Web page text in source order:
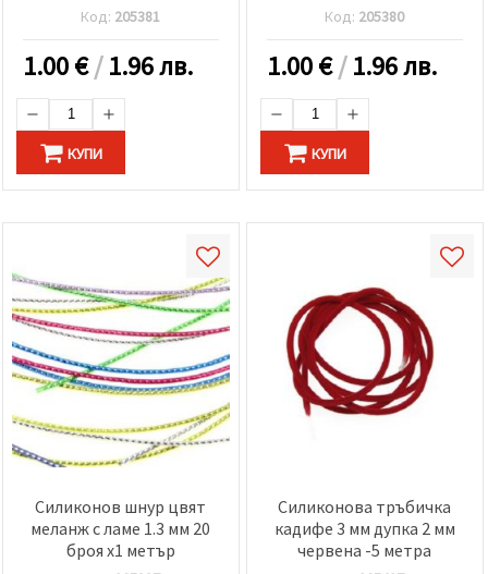
Код: 205381
1.00€/1.96 лв.
КУПИ
Код: 205380
1.00€/1.96 лв.
КУПИ
Силиконов шнур цвят
меланж с ламе 1.3 мм 20
броя x1 метър
Силиконова тръбичка
кадифе 3 мм дупка 2 мм
червена -5 метра